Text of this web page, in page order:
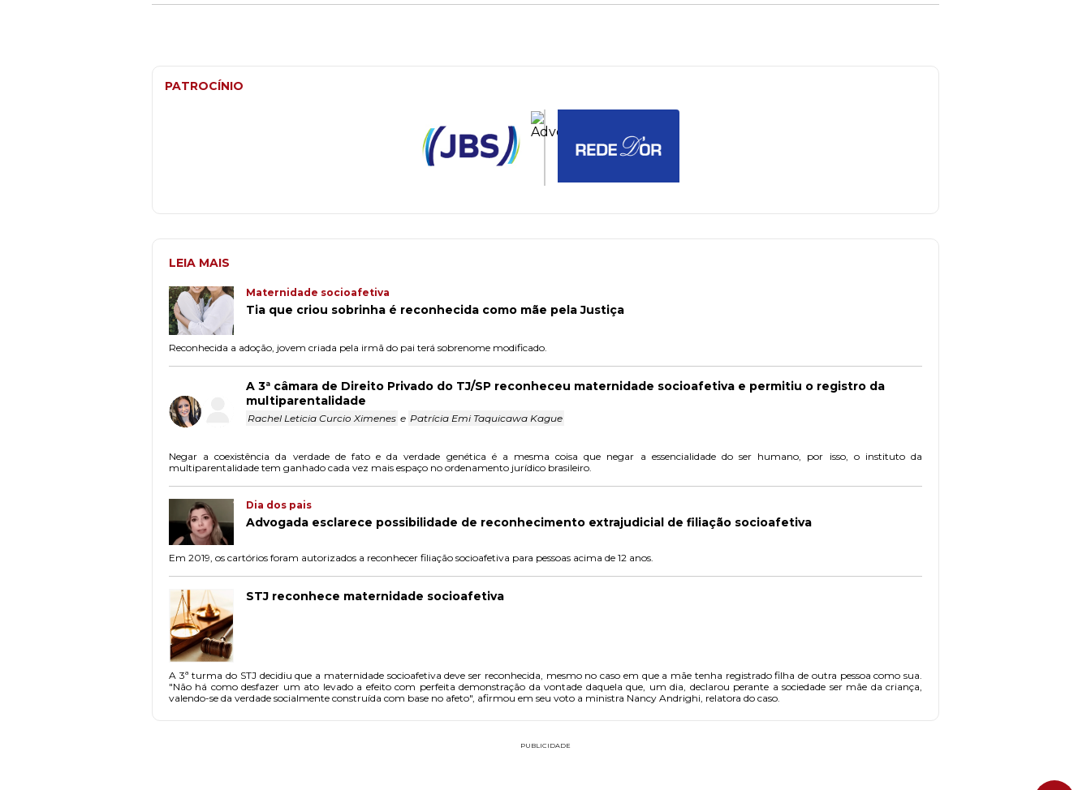
PATROCÍNIO
LEIA MAIS
Maternidade socioafetiva
Tia que criou sobrinha é reconhecida como mãe pela Justiça
Reconhecida a adoção, jovem criada pela irmã do pai terá sobrenome modificado.
A 3ª câmara de Direito Privado do TJ/SP reconheceu maternidade socioafetiva e permitiu o registro da
multiparentalidade
Rachel Leticia Curcio Ximenes e Patrícia Emi Taquicawa Kague
Negar a coexistência da verdade de fato e da verdade genética é a mesma coisa que negar a essencialidade do ser humano, por isso, o instituto da
multiparentalidade tem ganhado cada vez mais espaço no ordenamento jurídico brasileiro.
Dia dos pais
Advogada esclarece possibilidade de reconhecimento extrajudicial de filiação socioafetiva
Em 2019, os cartórios foram autorizados a reconhecer filiação socioafetiva para pessoas acima de 12 anos.
STJ reconhece maternidade socioafetiva
A 3ª turma do STJ decidiu que a maternidade socioafetiva deve ser reconhecida, mesmo no caso em que a mãe tenha registrado filha de outra pessoa como sua.
"Não há como desfazer um ato levado a efeito com perfeita demonstração da vontade daquela que, um dia, declarou perante a sociedade ser mãe da criança,
valendo-se da verdade socialmente construída com base no afeto", afirmou em seu voto a ministra Nancy Andrighi, relatora do caso.
PUBLICIDADE